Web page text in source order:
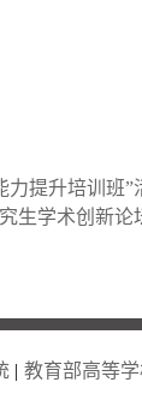
力提升培训班”
生学术创新论
| 教育部高等